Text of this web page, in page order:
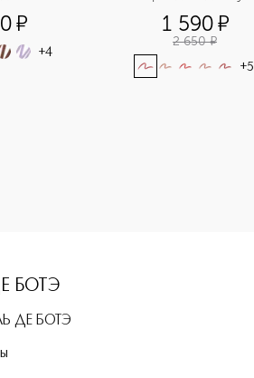
¤
+4
1 590¤
2 650 ¤
+5
БОТЭ
ДЕ БОТЭ